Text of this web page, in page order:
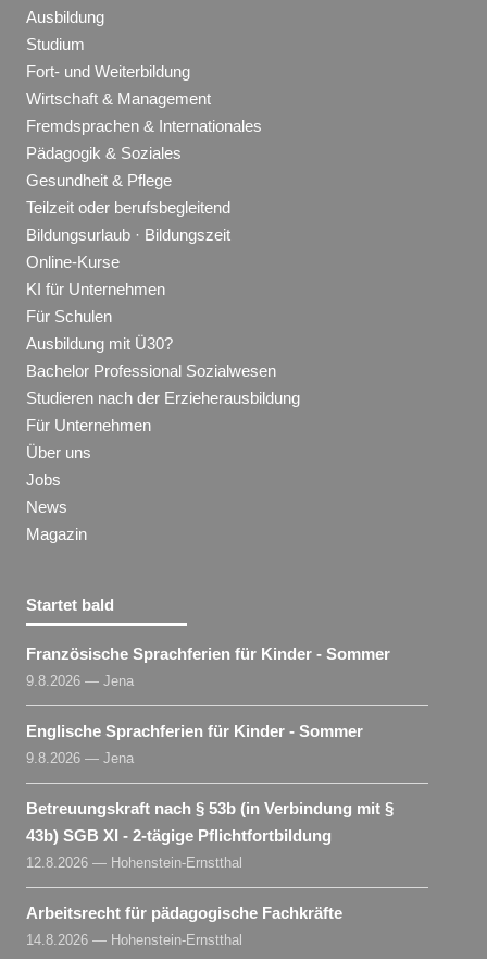
Ausbildung
Studium
Fort- und Weiterbildung
Wirtschaft & Management
Fremdsprachen & Internationales
Pädagogik & Soziales
Gesundheit & Pflege
Teilzeit oder berufsbegleitend
Bildungsurlaub · Bildungszeit
Online-Kurse
KI für Unternehmen
Für Schulen
Ausbildung mit Ü30?
Bachelor Professional Sozialwesen
Studieren nach der Erzieherausbildung
Für Unternehmen
Über uns
Jobs
News
Magazin
Startet bald
Französische Sprachferien für Kinder - Sommer
9.8.2026 — Jena
Englische Sprachferien für Kinder - Sommer
9.8.2026 — Jena
Betreuungskraft nach § 53b (in Verbindung mit §
43b) SGB XI - 2-tägige Pflichtfortbildung
12.8.2026 — Hohenstein-Ernstthal
Arbeitsrecht für pädagogische Fachkräfte
14.8.2026 — Hohenstein-Ernstthal